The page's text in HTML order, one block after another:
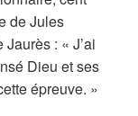
de Jules
: « J’ai
Dieu et ses
épreuve. »